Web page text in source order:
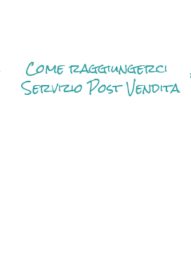
Come raggiungerci
Servizio Post Vendita